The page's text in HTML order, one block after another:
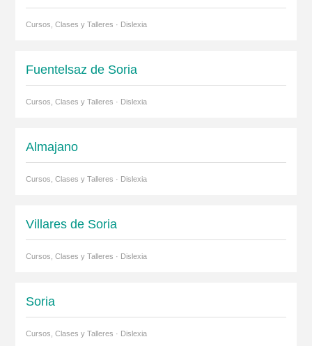
Cursos, Clases y Talleres · Dislexia
Fuentelsaz de Soria
Cursos, Clases y Talleres · Dislexia
Almajano
Cursos, Clases y Talleres · Dislexia
Villares de Soria
Cursos, Clases y Talleres · Dislexia
Soria
Cursos, Clases y Talleres · Dislexia